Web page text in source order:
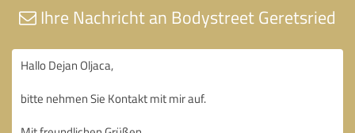
Ihre Nachricht an Bodystreet Geretsried